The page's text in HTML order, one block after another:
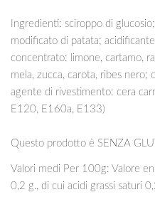
Ingredienti: sciroppo di
modificato di patata;
concentrato: limone, cartamo,
mela, zucca, carota, ribes nero;
agente di rivestimento: cera
E120, E160a, E133)
Questo prodotto è SENZA
Valori medi Per 100g: Valore
0,2 g., di cui acidi grassi saturi